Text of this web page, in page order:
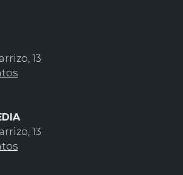
13
13